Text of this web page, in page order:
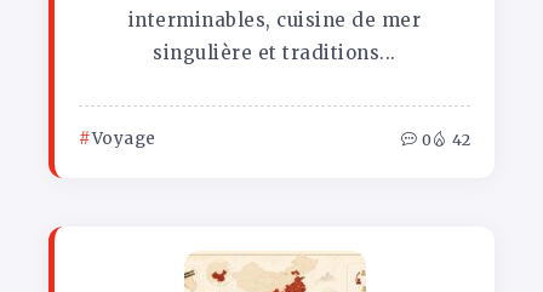
interminables, cuisine de mer
singulière et traditions...
Voyage 0 42